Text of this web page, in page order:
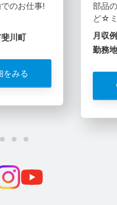
でのお仕事!
川町
をみる
部品
ど☆
月収
勤務